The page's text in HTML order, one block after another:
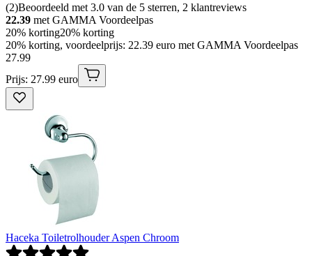
(2)Beoordeeld met 3.0 van de 5 sterren, 2 klantreviews
22.39 met GAMMA Voordeelpas
20% korting20% korting
20% korting, voordeelprijs: 22.39 euro met GAMMA Voordeelpas
27.99
Prijs: 27.99 euro
Haceka Toiletrolhouder Aspen Chroom